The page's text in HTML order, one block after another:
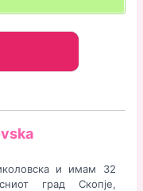
и имам 32
град Скопје,